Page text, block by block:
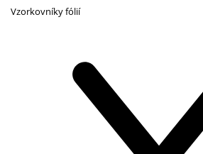
Vzorkovníky fólií